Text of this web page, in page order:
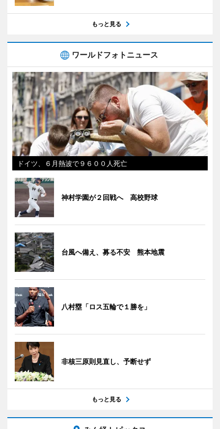
もっと見る
ワールドフォトニュース
ドイツ、６月熱波で９６００人死亡
神村学園が２回戦へ 高校野球
台風へ備え、募る不安 熊本地震
八村塁「ロス五輪で１勝を」
非核三原則見直し、予断せず
もっと見る